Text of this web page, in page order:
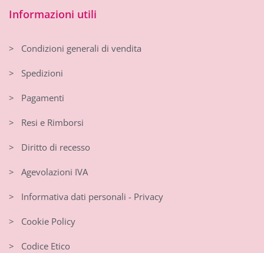
Informazioni utili
> Condizioni generali di vendita
> Spedizioni
> Pagamenti
> Resi e Rimborsi
> Diritto di recesso
> Agevolazioni IVA
> Informativa dati personali - Privacy
> Cookie Policy
> Codice Etico